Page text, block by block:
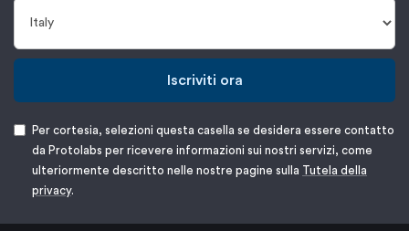
Iscriviti ora
Per cortesia, selezioni questa casella se desidera essere contatto
da Protolabs per ricevere informazioni sui nostri servizi, come
ulteriormente descritto nelle nostre pagine sulla Tutela della
privacy.